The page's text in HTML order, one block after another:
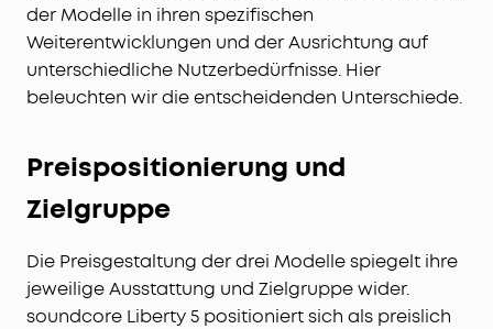
der Modelle in ihren spezifischen
Weiterentwicklungen und der Ausrichtung auf
unterschiedliche Nutzerbedürfnisse. Hier
beleuchten wir die entscheidenden Unterschiede.
Preispositionierung und
Zielgruppe
Die Preisgestaltung der drei Modelle spiegelt ihre
jeweilige Ausstattung und Zielgruppe wider.
soundcore Liberty 5 positioniert sich als preislich